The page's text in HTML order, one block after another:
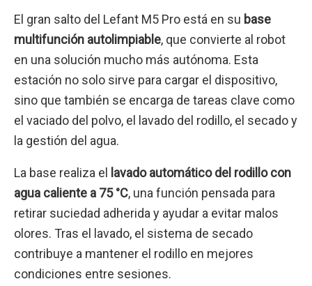
El gran salto del Lefant M5 Pro está en su base
multifunción autolimpiable, que convierte al robot
en una solución mucho más autónoma. Esta
estación no solo sirve para cargar el dispositivo,
sino que también se encarga de tareas clave como
el vaciado del polvo, el lavado del rodillo, el secado y
la gestión del agua.
La base realiza el lavado automático del rodillo con
agua caliente a 75 °C, una función pensada para
retirar suciedad adherida y ayudar a evitar malos
olores. Tras el lavado, el sistema de secado
contribuye a mantener el rodillo en mejores
condiciones entre sesiones.